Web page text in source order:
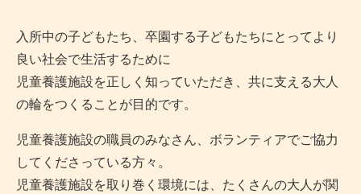
入所中の子どもたち、卒園する子どもたちにとってより
良い社会で生活するために
児童養護施設を正しく知っていただき、共に支える大人
の輪をつくることが目的です。
児童養護施設の職員のみなさん、ボランティアでご協力
してくださっている方々。
児童養護施設を取り巻く環境には、たくさんの大人が関